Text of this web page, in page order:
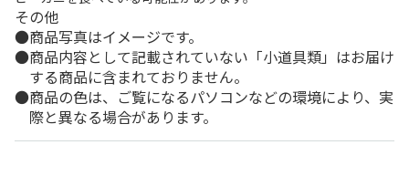
その他
商品写真はイメージです。
商品内容として記載されていない「小道具類」はお届け
する商品に含まれておりません。
商品の色は、ご覧になるパソコンなどの環境により、実
際と異なる場合があります。